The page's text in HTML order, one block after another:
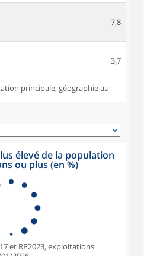
7,8
3,7
principale, géographie au
élevé de la population
ou plus (en %)
et RP2023, exploitations